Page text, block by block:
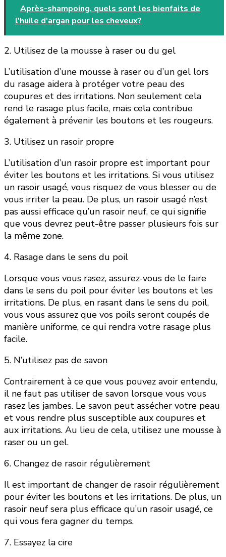
Après-shampoing, quels sont les bienfaits de
l'huile d'argan pour les cheveux?
2. Utilisez de la mousse à raser ou du gel
L’utilisation d’une mousse à raser ou d’un gel lors
du rasage aidera à protéger votre peau des
coupures et des irritations. Non seulement cela
rend le rasage plus facile, mais cela contribue
également à prévenir les boutons et les rougeurs.
3. Utilisez un rasoir propre
L’utilisation d’un rasoir propre est important pour
éviter les boutons et les irritations. Si vous utilisez
un rasoir usagé, vous risquez de vous blesser ou de
vous irriter la peau. De plus, un rasoir usagé n’est
pas aussi efficace qu’un rasoir neuf, ce qui signifie
que vous devrez peut-être passer plusieurs fois sur
la même zone.
4. Rasage dans le sens du poil
Lorsque vous vous rasez, assurez-vous de le faire
dans le sens du poil pour éviter les boutons et les
irritations. De plus, en rasant dans le sens du poil,
vous vous assurez que vos poils seront coupés de
manière uniforme, ce qui rendra votre rasage plus
facile.
5. N’utilisez pas de savon
Contrairement à ce que vous pouvez avoir entendu,
il ne faut pas utiliser de savon lorsque vous vous
rasez les jambes. Le savon peut assécher votre peau
et vous rendre plus susceptible aux coupures et
aux irritations. Au lieu de cela, utilisez une mousse à
raser ou un gel.
6. Changez de rasoir régulièrement
Il est important de changer de rasoir régulièrement
pour éviter les boutons et les irritations. De plus, un
rasoir neuf sera plus efficace qu’un rasoir usagé, ce
qui vous fera gagner du temps.
7. Essayez la cire